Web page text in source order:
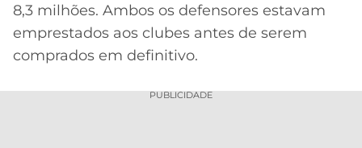
8,3 milhões. Ambos os defensores estavam
emprestados aos clubes antes de serem
comprados em definitivo.
PUBLICIDADE